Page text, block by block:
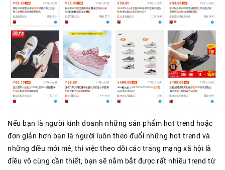
Nếu bạn là người kinh doanh những sản phẩm hot trend hoặc
đơn giản hơn bạn là người luôn theo đuổi những hot trend và
những điều mới mẻ, thì việc theo dõi các trang mạng xã hội là
điều vô cùng cần thiết, bạn sẽ nắm bắt được rất nhiều trend từ